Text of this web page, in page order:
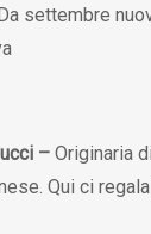
settembre
– Originaria
Qui ci